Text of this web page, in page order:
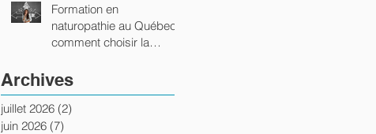
Formation en
naturopathie au Québec :
comment choisir la
Archives
juillet 2026 (2)
juin 2026 (7)